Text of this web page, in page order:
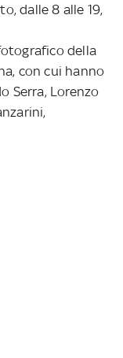
dalle 8 alle 19,
della
con cui hanno
Serra, Lorenzo